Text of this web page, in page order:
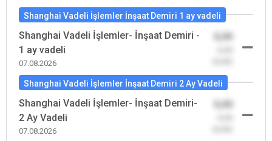
Shanghai Vadeli İşlemler İnşaat Demiri 1 ay vadeli
Shanghai Vadeli İşlemler- İnşaat Demiri -
1 ay vadeli
07.08.2026
Shanghai Vadeli İşlemler İnşaat Demiri 2 Ay Vadeli
Shanghai Vadeli İşlemler- İnşaat Demiri-
2 Ay Vadeli
07.08.2026